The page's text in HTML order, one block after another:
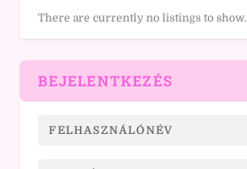
There are currently no listings to show.
BEJELENTKEZÉS